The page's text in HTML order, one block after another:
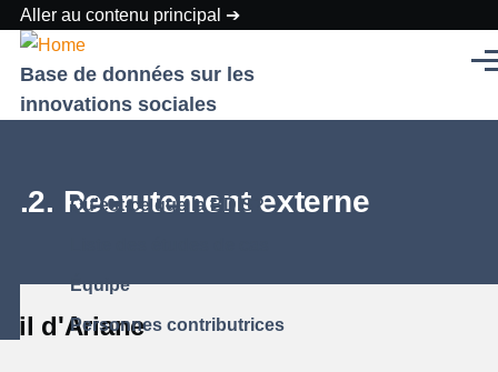
Aller au contenu principal
Base de données sur les
innovations sociales
Qu'est-ce que la BDIS?
Équipe
Personnes contributrices
2.2. Recrutement externe
Fil d'Ariane